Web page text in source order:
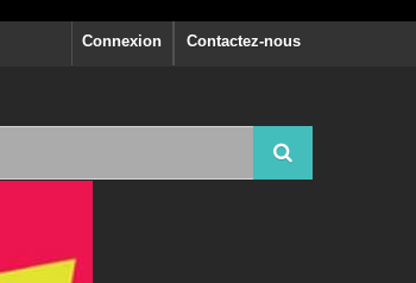
Contactez-nous
Connexion